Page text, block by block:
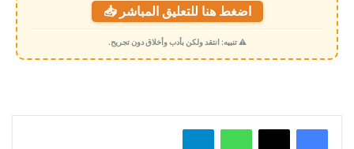
م
ي
اضغط هنا للتعليق المباشر 📥
⚠️ تنبيه: انتقد ولكن بأدب وأخلاق دون تجريح.
واتساب